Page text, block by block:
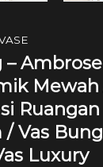
Vas
Luxury